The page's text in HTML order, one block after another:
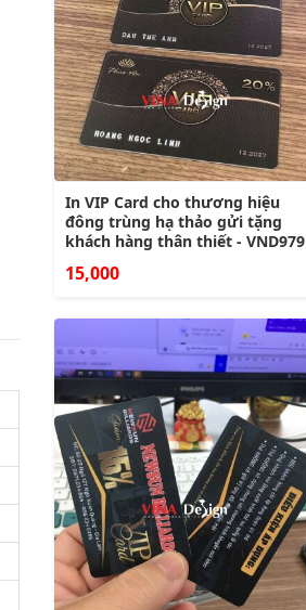
In VIP Card cho thương hiệu
đông trùng hạ thảo gửi tặng
khách hàng thân thiết - VND979
15,000